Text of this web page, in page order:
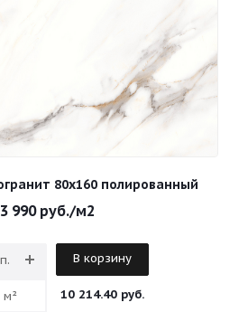
80х160 полированный
3 990руб./м2
В корзину
10 214.40 руб.